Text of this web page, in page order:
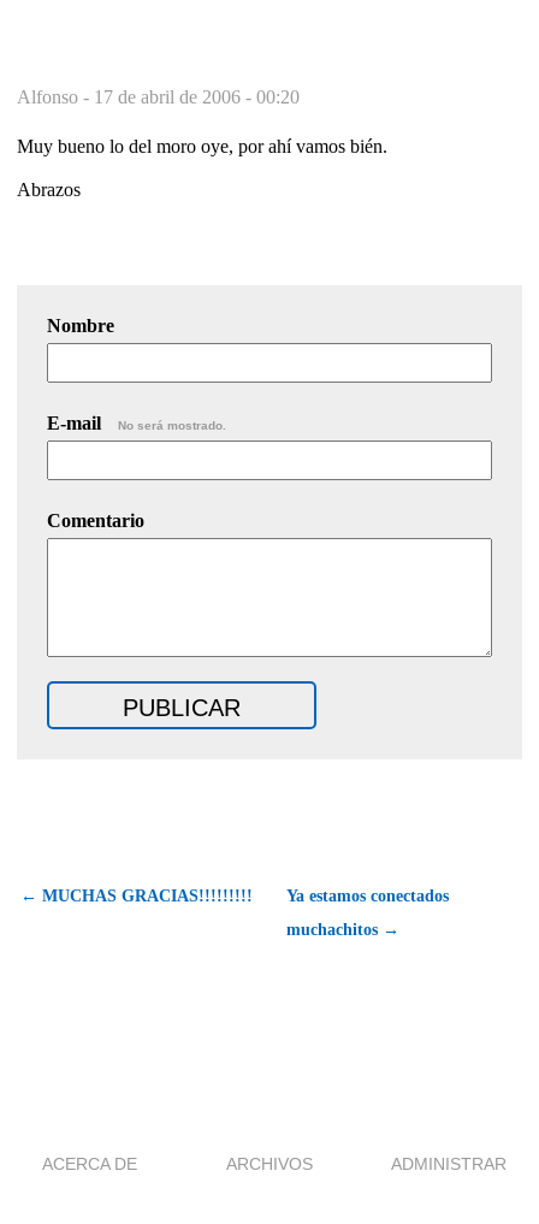
Alfonso - 17 de abril de 2006 - 00:20
Muy bueno lo del moro oye, por ahí vamos bién.
Abrazos
Nombre
E-mail No será mostrado.
Comentario
← MUCHAS GRACIAS!!!!!!!!!
Ya estamos conectados
muchachitos →
ACERCA DE ARCHIVOS ADMINISTRAR